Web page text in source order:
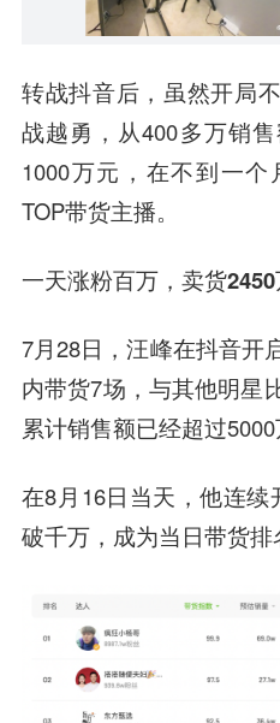
转战抖音后，虽然开局
战越勇，从400多万销
1000万元，在不到一
TOP带货主播。
一天涨粉百万，卖货
7月28日，汪峰在抖音开
内带货7场，与其他明星
累计销售额已经超过5000
在8月16日当天，他连
破千万，成为当日带货排